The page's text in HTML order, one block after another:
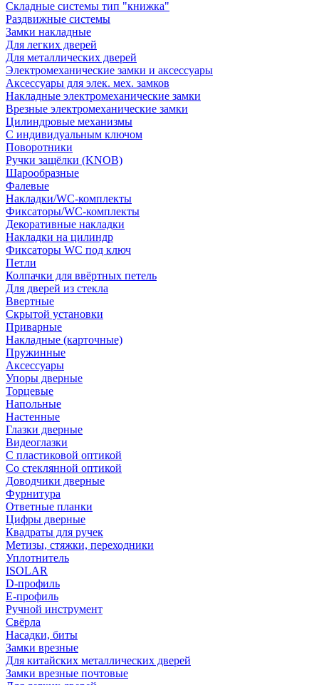
Складные системы тип "книжка"
Раздвижные системы
Замки накладные
Для легких дверей
Для металлических дверей
Электромеханические замки и аксессуары
Аксессуары для элек. мех. замков
Накладные электромеханические замки
Врезные электромеханические замки
Цилиндровые механизмы
С индивидуальным ключом
Поворотники
Ручки защёлки (KNOB)
Шарообразные
Фалевые
Накладки/WC-комплекты
Фиксаторы/WC-комплекты
Декоративные накладки
Накладки на цилиндр
Фиксаторы WC под ключ
Петли
Колпачки для ввёртных петель
Для дверей из стекла
Ввертные
Скрытой установки
Приварные
Накладные (карточные)
Пружинные
Аксессуары
Упоры дверные
Торцевые
Напольные
Настенные
Глазки дверные
Видеоглазки
С пластиковой оптикой
Со стеклянной оптикой
Доводчики дверные
Фурнитура
Ответные планки
Цифры дверные
Квадраты для ручек
Метизы, стяжки, переходники
Уплотнитель
ISOLAR
D-профиль
Е-профиль
Ручной инструмент
Свёрла
Насадки, биты
Замки врезные
Для китайских металлических дверей
Замки врезные почтовые